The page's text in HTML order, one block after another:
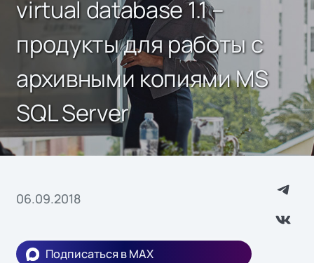
virtual database 1.1 –
продукты для работы с
архивными копиями MS
SQL Server
06.09.2018
Подписаться в MAX